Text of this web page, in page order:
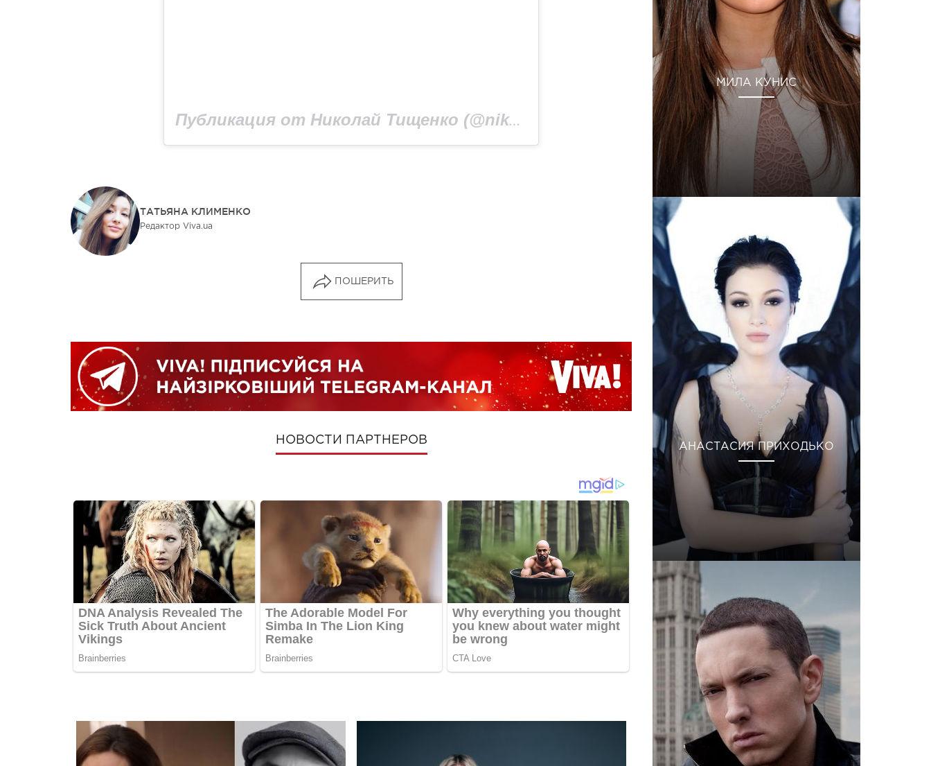
Публикация от Николай Тищенко (@nikolaytyshchenko) 1 Янв 2019 в 3:05 PST
ТАТЬЯНА КЛИМЕНКО
Редактор Viva.ua
ПОШЕРИТЬ
НОВОСТИ ПАРТНЕРОВ
МИЛА КУНИС
АНАСТАСИЯ ПРИХОДЬКО